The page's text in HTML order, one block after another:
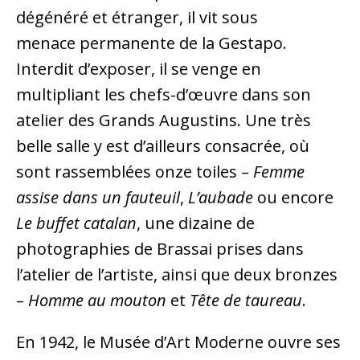
dégénéré et étranger, il vit sous
menace permanente de la Gestapo.
Interdit d’exposer, il se venge en
multipliant les chefs-d’œuvre dans son
atelier des Grands Augustins. Une très
belle salle y est d’ailleurs consacrée, où
sont rassemblées onze toiles – Femme
assise dans un fauteuil, L’aubade ou encore
Le buffet catalan, une dizaine de
photographies de Brassai prises dans
l’atelier de l’artiste, ainsi que deux bronzes
– Homme au mouton et Tête de taureau.
En 1942, le Musée d’Art Moderne ouvre ses